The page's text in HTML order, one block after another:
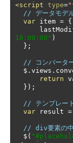
<script type=
// データモデ
var item = {
18:00:00" )
};
// コンバータ
  $
. views .
return
});
// テンプレー
var result =
// div要素の中
  $
(